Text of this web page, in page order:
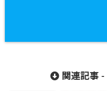
関連記事 -